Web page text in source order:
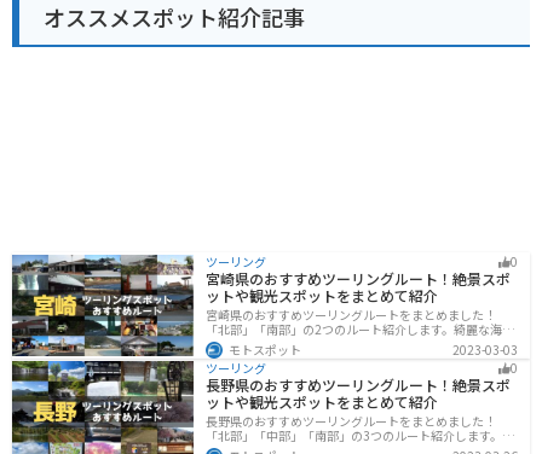
トもたくさんあります。お土産には、地元産の五平餅
や、鳳来寺山の湧き水を使った地ビールなどがおすすめ
です。
オススメスポット紹介記事
ツーリング 0
宮崎県のおすすめツーリングルート！絶景スポ
ットや観光スポットをまとめて紹介
宮崎県のおすすめツーリングルートをまとめました！
「北部」「南部」の2つのルート紹介します。綺麗な海岸
線が特徴的な海・自然豊かな山・趣のある神社を満喫す
るツーリングができます。バイクで宮崎県にツーリング
に行く際は参考にしてください。
モトスポット
2023-03-03
ツーリング
0
長野県のおすすめツーリングルート！絶景スポ
ットや観光スポットをまとめて紹介
長野県のおすすめツーリングルートをまとめました！
「北部」「中部」「南部」の3つのルート紹介します。諏
訪湖やビーナスラインのような全国でも有名なツーリン